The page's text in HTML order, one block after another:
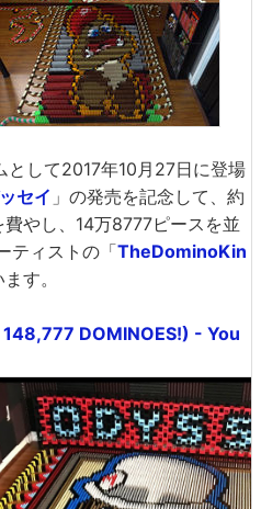
して2017年10月27日に登場
セイ 」の発売を記念して、約
やし、14万8777ピースを並
ティストの「TheDominoKin
す。
DOMINOES!) - You